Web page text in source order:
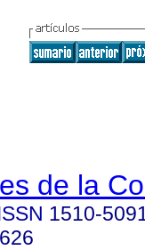
de la
1510-